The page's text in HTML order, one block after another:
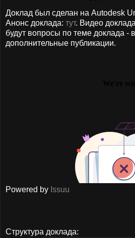
Доклад был сделан на Autodesk
Анонс доклада: тут. Видео
будут вопросы по теме доклада -
дополнительные публикации.
Powered by Issuu
Структура доклада: